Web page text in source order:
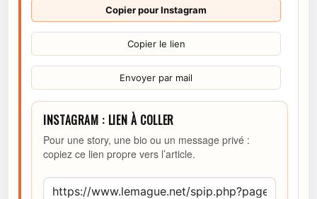
Copier pour Instagram
Copier le lien
Envoyer par mail
INSTAGRAM : LIEN À COLLER
Pour une story, une bio ou un message privé :
copiez ce lien propre vers l’article.